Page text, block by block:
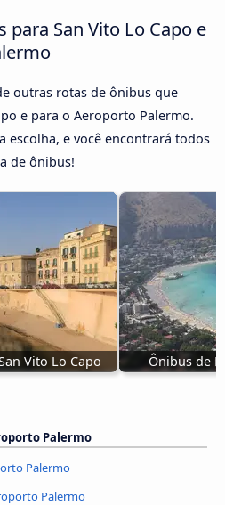
para San Vito Lo Capo e
outras rotas de ônibus que
e para o Aeroporto Palermo.
escolha, e você encontrará todos
de ônibus!
Vito Lo Capo Ônibus de
Palermo
Palermo
Palermo